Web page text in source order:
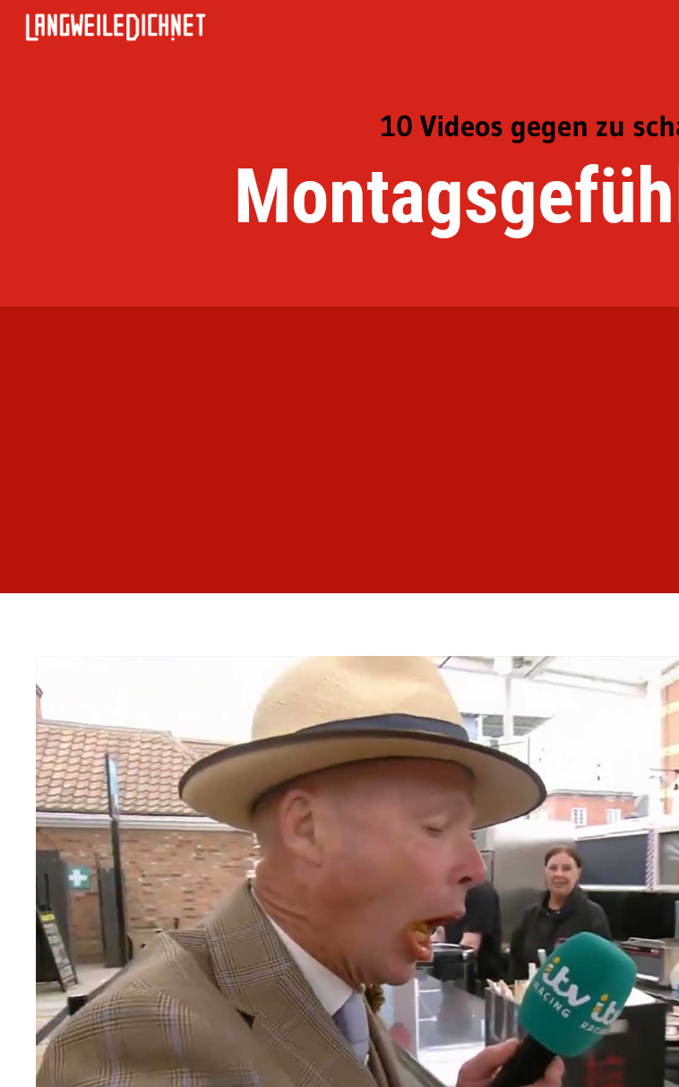
10 Videos gegen zu